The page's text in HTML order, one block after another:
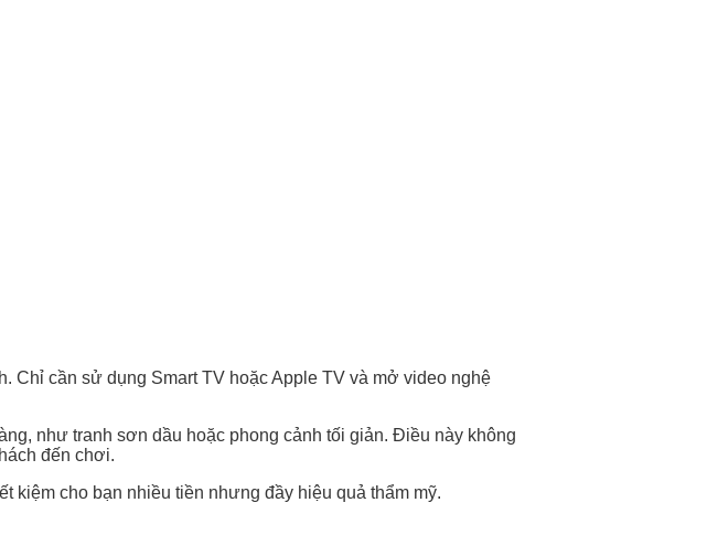
Chỉ cần sử dụng Smart TV hoặc Apple TV và mở video nghệ
như tranh sơn dầu hoặc phong cảnh tối giản. Điều này không
đến chơi.
kiệm cho bạn nhiều tiền nhưng đầy hiệu quả thẩm mỹ.